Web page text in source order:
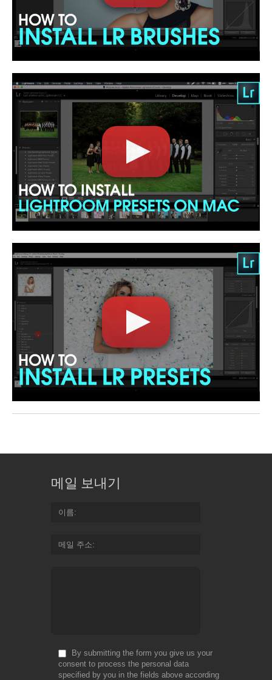
메일 보내기
이름
메일 주소
By submitting the form you give us your
consent to process the personal data
specified by you in the fields above according